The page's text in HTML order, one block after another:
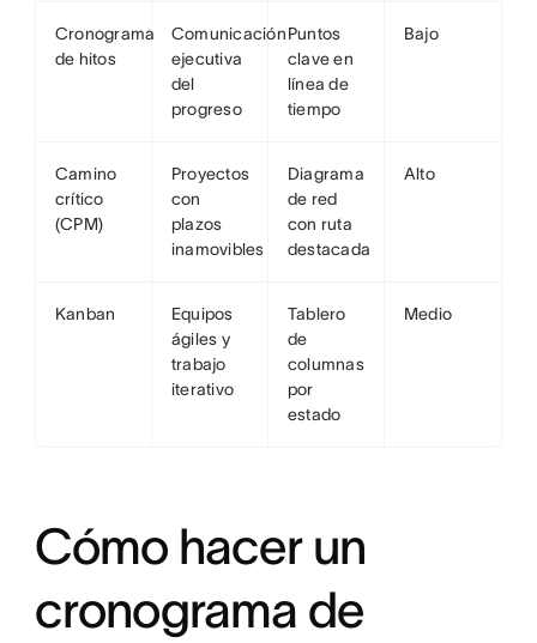
Cronograma
de hitos
Comunicación
ejecutiva
del
progreso
Puntos
clave en
línea de
tiempo
Bajo
Camino
crítico
(CPM)
Proyectos
con
plazos
inamovibles
Diagrama
de red
con ruta
destacada
Alto
Kanban
Equipos
ágiles y
trabajo
iterativo
Tablero
de
columnas
por
estado
Medio
Cómo hacer un
cronograma de